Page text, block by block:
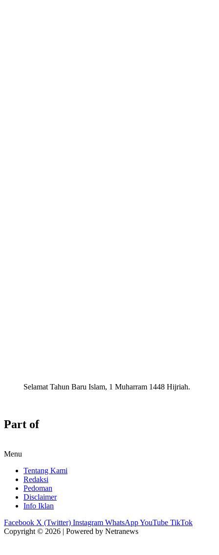
Selamat Tahun Baru Islam, 1 Muharram 1448 Hijriah.
Part of
Menu
Tentang Kami
Redaksi
Pedoman
Disclaimer
Info Iklan
Facebook X (Twitter) Instagram WhatsAppYouTube TikTok
Copyright © 2026 | Powered by Netranews